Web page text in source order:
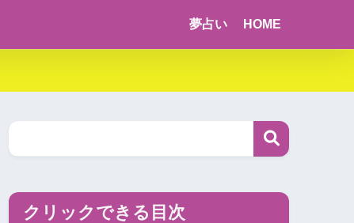
夢占い HOME
クリックできる目次